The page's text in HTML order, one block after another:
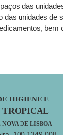
das
das unidades de
bem
HIGIENE E
DE LISBOA